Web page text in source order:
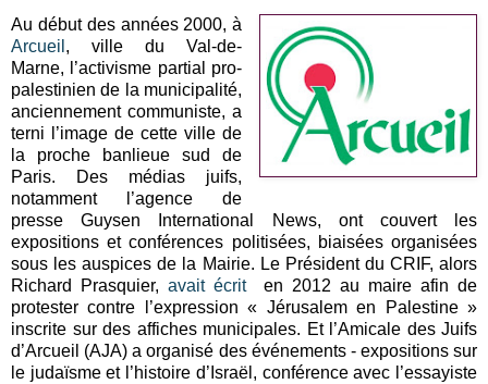
Au début des années 2000, à
Arcueil , ville du Val-de-
Marne, l’activisme partial pro-
palestinien de la municipalité,
anciennement communiste, a
terni l’image de cette ville de
la proche banlieue sud de
Paris. Des médias juifs,
notamment l’agence de
presse Guysen International News, ont couvert les
expositions et conférences politisées, biaisées organisées
sous les auspices de la Mairie. Le Président du CRIF, alors
Richard Prasquier, avait écriten 2012 au maire afin de
protester contre l’expression « Jérusalem en Palestine »
inscrite sur des affiches municipales. Et l’Amicale des Juifs
d’Arcueil (AJA) a organisé des événements - expositions sur
le judaïsme et l’histoire d’Israël, conférence avec l’essayiste